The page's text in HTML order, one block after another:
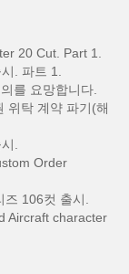
20 Cut. Part 1.
. 파트 1.
를 요망합니다.
위탁 계약 파기(해
.
Order
즈 106컷 출시.
Aircraft character